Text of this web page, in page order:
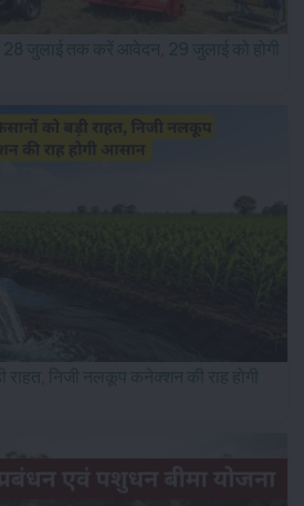
जुलाई तक करें आवेदन, 29 जुलाई को होगी
राहत, निजी नलकूप कनेक्शन की राह होगी